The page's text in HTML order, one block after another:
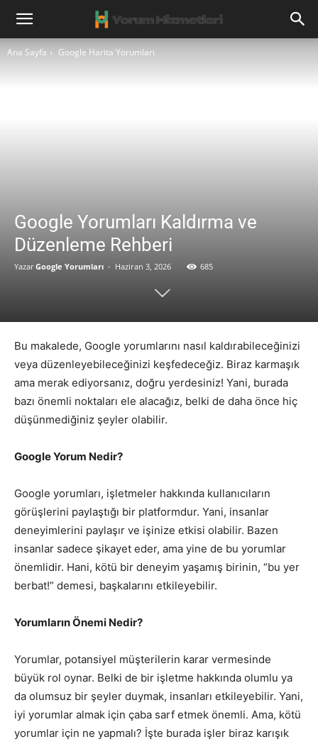
Ana Sayfa Google Harita Yorumları
Google Yorumları Kaldırma ve
Düzenleme Rehberi
YazarGoogle Yorumları - Haziran 3, 2026 685
Bu makalede, Google yorumlarını nasıl kaldırabileceğinizi
veya düzenleyebileceğinizi keşfedeceğiz. Biraz karmaşık
ama merak ediyorsanız, doğru yerdesiniz! Yani, burada
bazı önemli noktaları ele alacağız, belki de daha önce hiç
düşünmediğiniz şeyler olabilir.
Google Yorum Nedir?
Google yorumları, işletmeler hakkında kullanıcıların
görüşlerini paylaştığı bir platformdur. Yani, insanlar
deneyimlerini paylaşır ve işinize etkisi olabilir. Bazen
insanlar sadece şikayet eder, ama yine de bu yorumlar
önemlidir. Hani, kötü bir deneyim yaşamış birinin, “bu yer
berbat!” demesi, başkalarını etkileyebilir.
Yorumların Önemi Nedir?
Yorumlar, potansiyel müşterilerin karar vermesinde
büyük rol oynar. Belki de bir işletme hakkında olumlu ya
da olumsuz bir şeyler duymak, insanları etkileyebilir. Yani,
iyi yorumlar almak için çaba sarf etmek önemli. Ama, kötü
yorumlar için ne yapmalı? İşte burada işler biraz karışık